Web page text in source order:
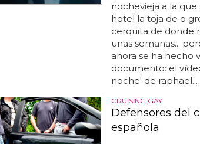
nochevieja a la
hotel la toja de o
cerquita de donde
unas semanas...
ahora se ha hecho
documento: el
noche' de
CRUISING GAY
Defensores del
española